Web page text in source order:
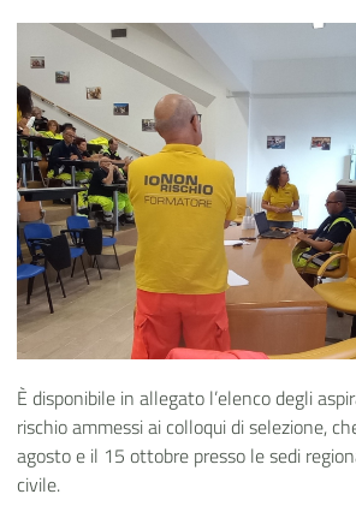
È disponibile in allegato l’elenco degli
rischio ammessi ai colloqui di selezione,
agosto e il 15 ottobre presso le sedi
civile.